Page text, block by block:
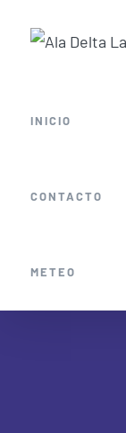
INICIO
CONTACTO
METEO